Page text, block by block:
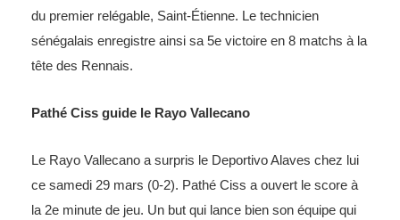
du premier relégable, Saint-Étienne. Le technicien
sénégalais enregistre ainsi sa 5e victoire en 8 matchs à la
tête des Rennais.
Pathé Ciss guide le Rayo Vallecano
Le Rayo Vallecano a surpris le Deportivo Alaves chez lui
ce samedi 29 mars (0-2). Pathé Ciss a ouvert le score à
la 2e minute de jeu. Un but qui lance bien son équipe qui